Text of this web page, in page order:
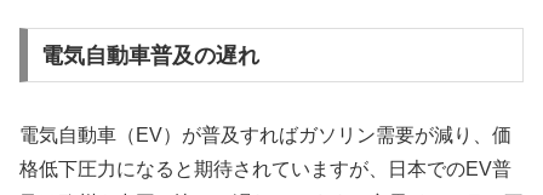
電気自動車普及の遅れ
電気自動車（EV）が普及すればガソリン需要が減り、価
格低下圧力になると期待されていますが、日本でのEV普